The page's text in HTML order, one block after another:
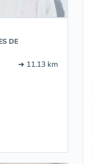
DE
➔ 11.13 km